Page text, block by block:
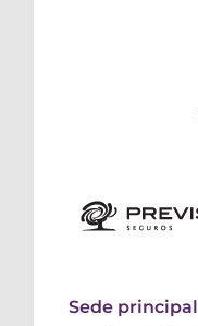
Sede principal